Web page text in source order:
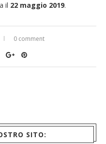
il 22 maggio 2019.
0 comment
SITO: